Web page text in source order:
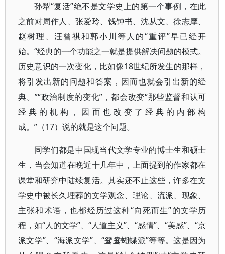
孙犁“复活”绝不是文学史上的第一个事例，在此
之前对周作人、张爱玲、钱钟书、沈从文、徐志摩、
赵树理、汪曾祺和郭小川等人的“重评”早已经开
始。“经典的一个功能之一就是提供解决问题的模式。
历史意识的一次变化，比如像18世纪所发生的那样，
将引发出新的问题和答案，因而也就会引出新的经
典。”“政治制度的变化”，都会改变“那些监督和认可
经典的机构，因而也改变了经典的内部构
成。”（17）说的就是这个问题。
同学们都是中国现当代文学专业的博士生和硕士
生，当会知道在晚近十几年中，上面提到的作家都在
课堂和研究中陆续复活。其实还不止这些，许多在文
学史中被长久埋葬的文学观念、理论、流派、现象、
主张和术语，也都经历过这种“向死而生”的文学历
程，如“人的文学”、“人道主义”、“感情”、“美感”、“京
派文学”、“海派文学”、“鸳鸯蝴蝶派”等等。这是因为